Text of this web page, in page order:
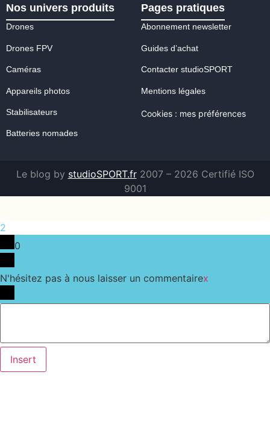
Nos univers produits
Drones
Drones FPV
Caméras
Appareils photos
Stabilisateurs
Batteries nomades
Pages pratiques
Abonnement newsletter
Guides d’achat
Contacter studioSPORT
Mentions légales
Cookies : mes préférences
Le blog by studioSPORT.fr2007 – 2026 Certifié ISO
9001
2
0
N'hésitez pas à nous laisser un commentairex
Insert